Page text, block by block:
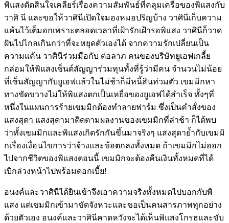
พิแสงตัดสินใจเคลียร์เรื่องความสัมพันธ์ที่คลุมเครือของพิแสงกับ
วาศิ นี และขอให้วาศินีเปิดใจมองหมอปริญบ้าง วาศินีเก็บความ
แค้นไว้เต็มอกเพราะตลอดเวลาที่เฝ้ารักเฝ้ารอพิแสง วาศินีก็วาด
ฝันไปไกลเกินกว่าที่จะหยุดตัวเองได้ จากความรักเปลี่ยนเป็น
ความแค้น วาศินีร่วมมือกับ ต่อลาภ คนของบริษัทยูเอฟเกลี้ย
กล่อมให้พิแสงเซ็นต์สัญญาร่วมทุนทั้งที่รู้ว่ามีคน จำนวนไม่น้อย
ที่เซ็นสัญญากับยูเอฟแล้วในไม่ช้าก็มีหนี้สินท่วมตัว เขมมิกหา
ทางขัดขวางไม่ให้พิแสงตกเป็นเหยื่อของยูเอฟได้สำเร็จ ทั้งๆที่
หนึ่งในแผนการร้ายเขมมิกต้องทำลายฟาร์ม ซึ่งเป็นคำสั่งของ
แสงสุดา แสงสุดามาติดตามผลงานของเขมมิกที่ล่าช้า ก็ได้พบ
ว่าทั้งเขมมิกและพิแสงเกิดรักกันขึ้นมาจริงๆ แสงสุดาย้ำกับเขมมิ
กเรื่องเงื่อนไขการว่าจ้างและข้อตกลงทั้งหมด ถ้าเขมมิกไม่ออก
ไปจากชีวิตของพิแสงตอนนี้ เขมมิกจะต้องคืนเงินทั้งหมดที่ได้
เบิกล่วงหน้าไปพร้อมดอกเบี้ย!
อนงค์และวาศินีได้ยินเข้าจึงเอาความจริงทั้งหมดไปบอกกับพิ
แสง แต่เขมมิกเข้ามาขัดจังหวะและขอเป็นคนสารภาพทุกอย่าง
ด้วยตัวเอง อนงค์และวาศินีคาดหวังจะได้เห็นพิแสงโกรธและขับ